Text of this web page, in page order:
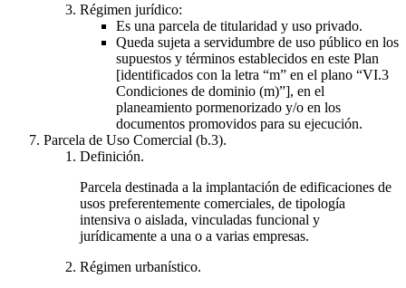
Régimen jurídico:
Es una parcela de titularidad y uso privado.
Queda sujeta a servidumbre de uso público en los
supuestos y términos establecidos en este Plan
[identificados con la letra “m” en el plano “VI.3
Condiciones de dominio (m)”], en el
planeamiento pormenorizado y/o en los
documentos promovidos para su ejecución.
Parcela de Uso Comercial (b.3).
Definición.
Parcela destinada a la implantación de edificaciones de
usos preferentemente comerciales, de tipología
intensiva o aislada, vinculadas funcional y
jurídicamente a una o a varias empresas.
Régimen urbanístico.